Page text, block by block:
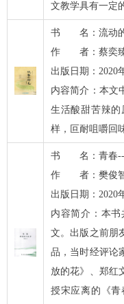
文教学具有一定
书 名：流动
作 者：蔡奕
出版日期：2020
内容简介：本文
生活酸甜苦辣
样，叵耐咀嚼回
书 名：青春
作 者：樊俊
出版日期：2020
内容简介：本
文。出版之前朋
品，当时经评论
放的花》、郑红
授宋应离的《